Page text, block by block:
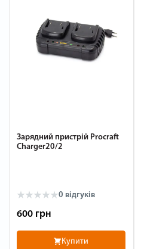
Зарядний пристрій Procraft
Charger20/2
0 відгуків
600 грн
Купити